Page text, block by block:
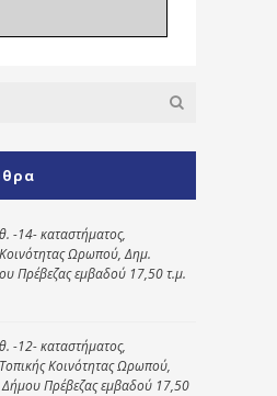
-14- καταστήματος,
Ωρωπού, Δημ.
Πρέβεζας εμβαδού 17,50 τ.μ.
-12- καταστήματος,
Κοινότητας Ωρωπού,
Πρέβεζας εμβαδού 17,50